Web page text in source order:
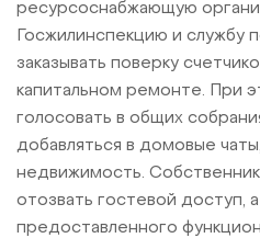
ресурсоснабжающую
Госжилинспекцию и службу
заказывать поверку
капитальном ремонте. При
голосовать в общих
добавляться в домовые
недвижимость.
отозвать гостевой доступ,
предоставленного